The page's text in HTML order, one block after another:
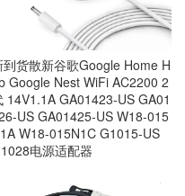
到货散新谷歌Google Home H
Google Nest WiFi AC2200 2
14V1.1A GA01423-US GA01
US GA01425-US W18-015
W18-015N1C G1015-US
电源适配器